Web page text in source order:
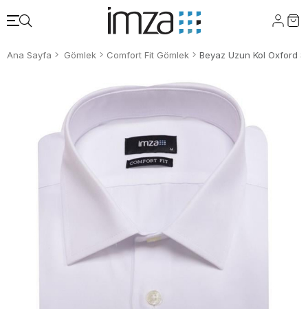
Ana Sayfa Gömlek Comfort Fit Gömlek